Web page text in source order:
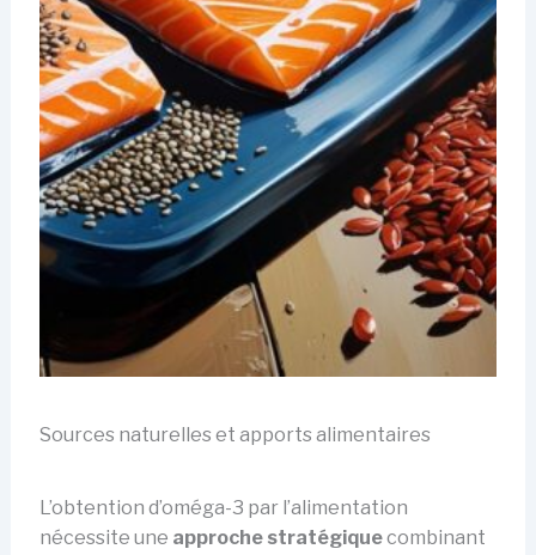
Sources naturelles et apports alimentaires
L’obtention d’oméga-3 par l’alimentation
nécessite une approche stratégiquecombinant